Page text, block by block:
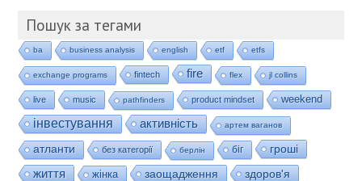
Пошук за тегами
ba business analysis english etf etfs
exchange programs fintech fire flex jl collins
live music pathfinders product mindset weekend
інвестування активність артем ваганов
атланти без категорії берлін біг гроші
життя жінка заощадження здоров'я